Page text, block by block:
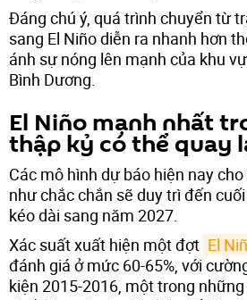
Đáng chú ý, quá trình chuyển từ
sang El Niño diễn ra nhanh hơn
ánh sự nóng lên mạnh của khu
Bình Dương.
El Niño mạnh nhất
thập kỷ có thể quay
Các mô hình dự báo hiện nay
như chắc chắn sẽ duy trì đến
kéo dài sang năm 2027.
Xác suất xuất hiện một đợt El
đánh giá ở mức 60-65%, với
kiện 2015-2016, một trong